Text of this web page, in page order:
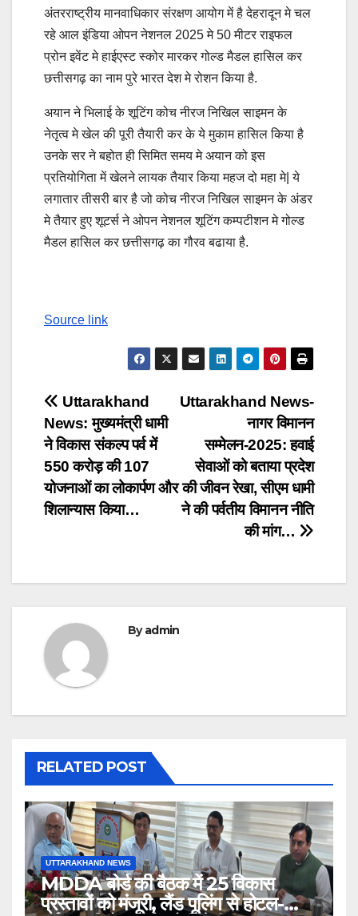
अंतरराष्ट्रीय मानवाधिकार संरक्षण आयोग में है देहरादून मे चल
रहे आल इंडिया ओपन नेशनल 2025 मे 50 मीटर राइफल
प्रोन इवेंट मे हाईएस्ट स्कोर मारकर गोल्ड मैडल हासिल कर
छत्तीसगढ़ का नाम पुरे भारत देश मे रोशन किया है.
अयान ने भिलाई के शूटिंग कोच नीरज निखिल साइमन के
नेतृत्व मे खेल की पूरी तैयारी कर के ये मुकाम हासिल किया है
उनके सर ने बहोत ही सिमित समय मे अयान को इस
प्रतियोगिता में खेलने लायक तैयार किया महज दो महा मे| ये
लगातार तीसरी बार है जो कोच नीरज निखिल साइमन के अंडर
मे तैयार हुए शूटर्स ने ओपन नेशनल शूटिंग कम्पटीशन मे गोल्ड
मैडल हासिल कर छत्तीसगढ़ का गौरव बढाया है.
Source link
Post
navigation
Uttarakhand News-
नागर विमानन
सम्मेलन-2025: हवाई
सेवाओं को बताया प्रदेश
की जीवन रेखा, सीएम धामी
ने की पर्वतीय विमानन नीति
की मांग…
Uttarakhand
News: मुख्यमंत्री धामी
ने विकास संकल्प पर्व में
550 करोड़ की 107
योजनाओं का लोकार्पण और
शिलान्यास किया…
Byadmin
RELATED POST
UTTARAKHAND NEWS
MDDA बोर्ड की बैठक में 25 विकास
प्रस्तावों को मंजूरी, लैंड पूलिंग से होटल-